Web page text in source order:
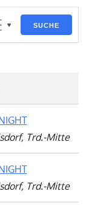
SUCHE
Trd.-Mitte
Trd.-Mitte